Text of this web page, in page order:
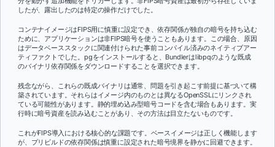
したが、露出したのは特定の操作だけでした。
コンテナイメージはFIPS用に慎重に設定でき、依存関係が独自の暗号を持ち込む
ために、アプリケーションは非FIPS暗号を使うこともあります。この場合、原因
はデータベーススタックに関連付けられた事前コンパイル済みのネイティブアー
ティファクトでした。pgをインストールすると、Bundlerはlibpqのような既成
のバイナリ依存関係をダウンロードすることを選択できます。
残念ながら、これらの既成バイナリは通常、問題を引き起こす前提に基づいて構
築されています。それらはイメージ内のものとは異なるOpenSSLにリンクされ
ている可能性があります。静的埋め込み型暗号コードを含む場合もあります。実
行時に暗号資産を読み込むことがあり、その方法は目立たないものです。
これがFIPS導入における核心的な課題です。ベースイメージは正しく機能します
が、プリビルドの依存関係は慎重に設定された暗号境界を静かに回避できます。